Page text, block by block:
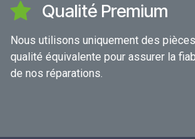
Qualité Premium
Nous utilisons uniquement des
qualité équivalente pour assurer la
de nos réparations.